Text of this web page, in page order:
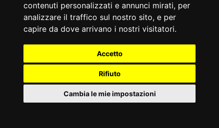
contenuti personalizzati e annunci mirati, per
analizzare il traffico sul nostro sito, e per
capire da dove arrivano i nostri visitatori.
Accetto
Rifiuto
Cambia le mie impostazioni
PLX-6600 HORIZONTAL LEG PRESS
AVANT LINE PIN LOADED SINGLE
FUNCTION
Scheda Tecnica